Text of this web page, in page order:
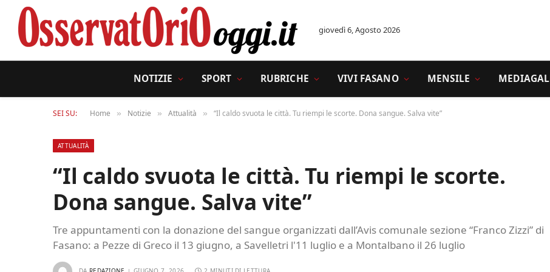
giovedì 6, Agosto 2026
NOTIZIE SPORT RUBRICHE VIVI FASANO MENSILE
SEI SU: Home » Notizie » Attualità » “Il caldo svuota le città. Tu riempi le scorte. Dona sangue. Salva vite”
ATTUALITÀ
“Il caldo svuota le città. Tu riempi le scorte.
Dona sangue. Salva vite”
Tre appuntamenti con la donazione del sangue organizzati dall’Avis comunale sezione “Franco Zizzi” di
Fasano: a Pezze di Greco il 13 giugno, a Savelletri l'11 luglio e a Montalbano il 26 luglio